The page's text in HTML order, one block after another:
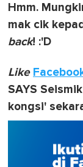
Hmm.
mak cik
back! :'D
Like
SAYS
kongsi'